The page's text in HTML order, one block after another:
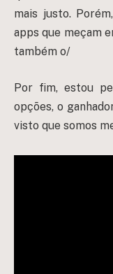
mais justo.
apps que meçam
também o/
Por fim, estou
opções, o
visto que somos